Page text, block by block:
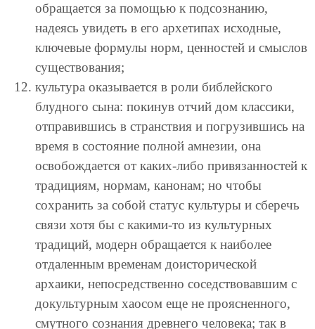
обращается за помощью к подсознанию,
надеясь увидеть в его архетипах исходные,
ключевые формулы норм, ценностей и смыслов
существования;
культура оказывается в роли библейского
блудного сына: покинув отчий дом классики,
отправившись в странствия и погрузившись на
время в состояние полной амнезии, она
освобождается от каких-либо привязанностей к
традициям, нормам, канонам; но чтобы
сохранить за собой статус культуры и сберечь
связи хотя бы с какими-то из культурных
традиций, модерн обращается к наиболее
отдаленным временам доисторической
архаики, непосредственно соседствовавшим с
докультурным хаосом еще не проясненного,
смутного сознания древнего человека; так в